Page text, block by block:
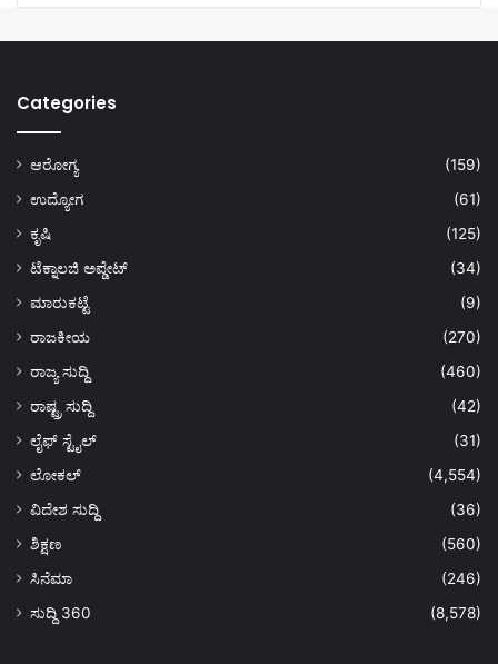
Categories
ಆರೋಗ್ಯ
(159)
ಉದ್ಯೋಗ
(61)
ಕೃಷಿ
(125)
ಟೆಕ್ನಾಲಜಿ ಅಪ್ಡೇಟ್
(34)
ಮಾರುಕಟ್ಟೆ
(9)
ರಾಜಕೀಯ
(270)
ರಾಜ್ಯ ಸುದ್ದಿ
(460)
ರಾಷ್ಟ್ರ ಸುದ್ದಿ
(42)
ಲೈಫ್ ಸ್ಟೈಲ್
(31)
ಲೋಕಲ್
(4,554)
ವಿದೇಶ ಸುದ್ದಿ
(36)
ಶಿಕ್ಷಣ
(560)
ಸಿನೆಮಾ
(246)
ಸುದ್ದಿ 360
(8,578)